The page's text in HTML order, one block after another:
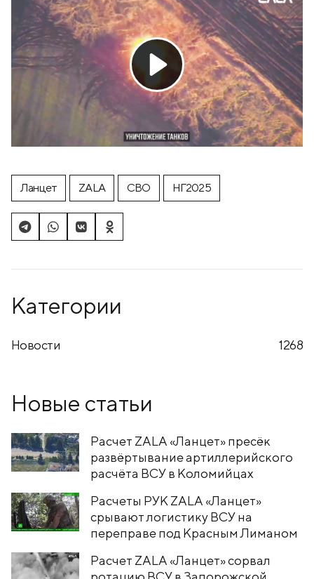
Ланцет ZALA СВО НГ2025
Категории
Новости 1268
Новые статьи
Расчет ZALA «Ланцет» пресёк
развёртывание артиллерийского
расчёта ВСУ в Коломийцах
Расчеты РУК ZALA «Ланцет»
срывают логистику ВСУ на
переправе под Красным Лиманом
Расчет ZALA «Ланцет» сорвал